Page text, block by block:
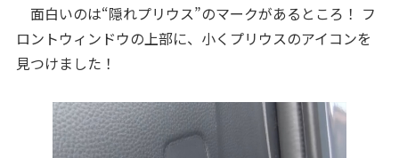
面白いのは“隠れプリウス”のマークがあるところ！ フ
ロントウィンドウの上部に、小くプリウスのアイコンを
見つけました！